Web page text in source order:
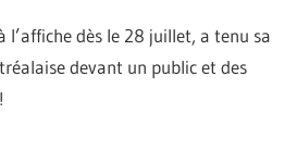
l’affiche dès le 28 juillet, a tenu sa
devant un public et des